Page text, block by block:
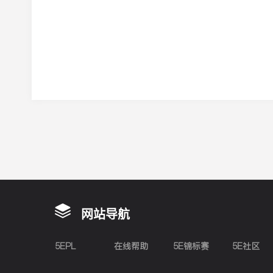
网站导航
5EPL 在线帮助 5E锦标赛 5E社区